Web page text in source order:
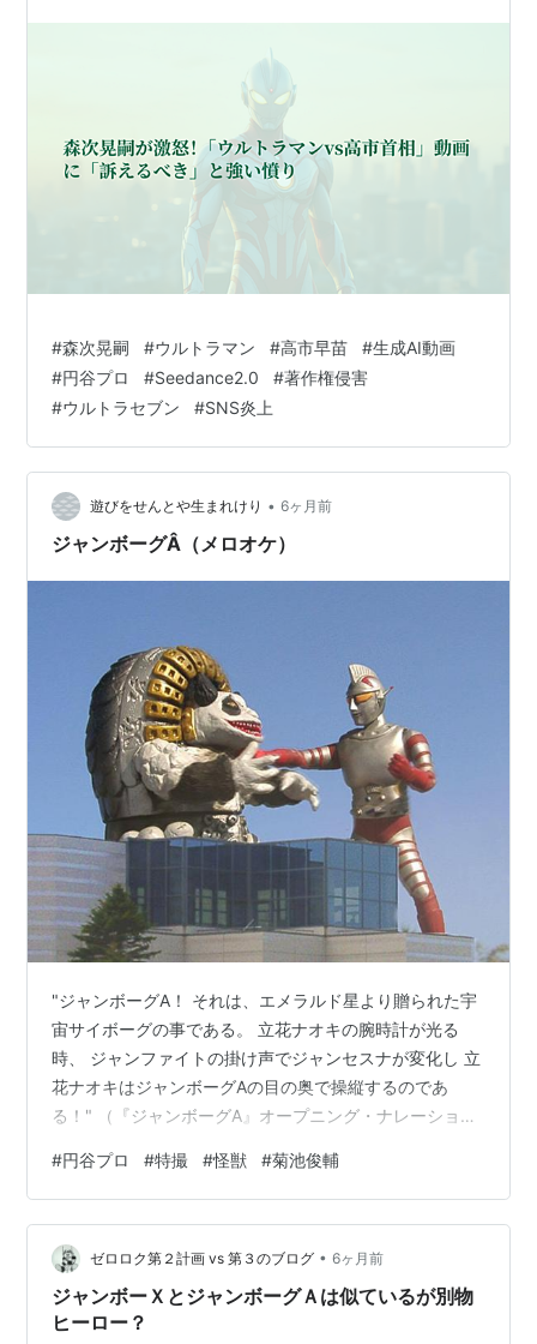
#森次晃嗣 #ウルトラマン #高市早苗 #生成AI動画
#円谷プロ #Seedance2.0 #著作権侵害
#ウルトラセブン #SNS炎上
遊びをせんとや生まれけり • 6ヶ月前
ジャンボーグÂ（メロオケ）
"ジャンボーグA！ それは、エメラルド星より贈られた宇
宙サイボーグの事である。 立花ナオキの腕時計が光る
時、 ジャンファイトの掛け声でジャンセスナが変化し 立
花ナオキはジャンボーグAの目の奥で操縦するのであ
る！" （『ジャンボーグA』オープニング・ナレーショ
1973年１月よりその放映が開始され 同期作である『ウル
トラマンタロウ』や『ファイヤーマン』との差別化のた
めに 企画段階でわざわざ謳われた「ジャリ番に徹する」
と言う清々しい製作方針のもと 分かりやすい表現と積極
的なシリーズ展開、炸裂する極彩色の光学合成などなど
子ども心にジャストミートする直…
#円谷プロ #特撮 #怪獣 #菊池俊輔
ゼロロク第２計画 vs 第３のブログ • 6ヶ月前
ジャンボーＸとジャンボーグＡは似ているが別物
ヒーロー？